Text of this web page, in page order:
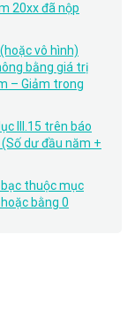
20xx đã nộp
vô hình)
bằng giá trị
– Giảm trong
III.15 trên báo
dư đầu năm +
thuộc mục
bằng 0